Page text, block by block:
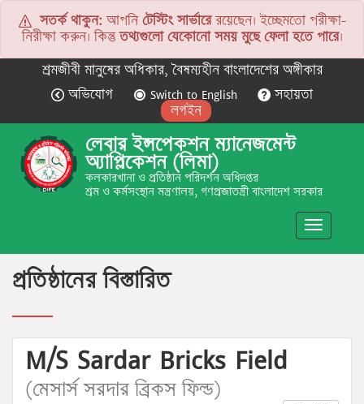
সতর্ক থাকুন: আপনিটেস্টিং সার্ভারেরয়েছেন। ইচ্ছেমতো পরীক্ষা-
নিরীক্ষা করুন। কিন্তুতথ্যগুলো যেকোনো সময় মুছে ফেলা হতে পারে।
শ্রমজীবী মানুষের অধিকার, বৈষম্যহীন বাংলাদেশের অঙ্গীকার
অভিযোগ
Switch to English
সহায়তা
লগইন
লেবার ইন্সপেকশন ম্যানেজমেন্ট
অ্যাপ্লিকেশন (লিমা)
কলকারখানা ও প্রতিষ্ঠান পরিদর্শন অধিদপ্তর
শ্রম ও কর্মসংস্থান মন্ত্রণালয়, গণপ্রজাতন্ত্রী বাংলাদেশ সরকার
Toggle
প্রতিষ্ঠানের বিস্তারিত
M/S Sardar Bricks Field
(মেসার্স সরদার ব্রিকস ফিল্ড)